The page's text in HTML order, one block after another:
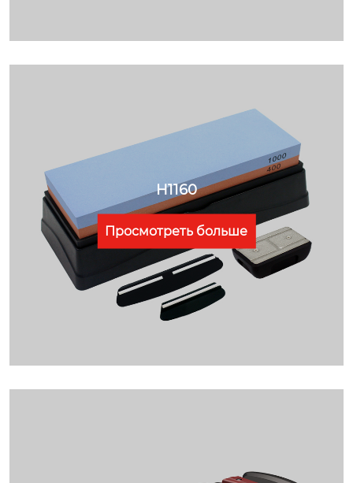
H1160
Просмотреть больше